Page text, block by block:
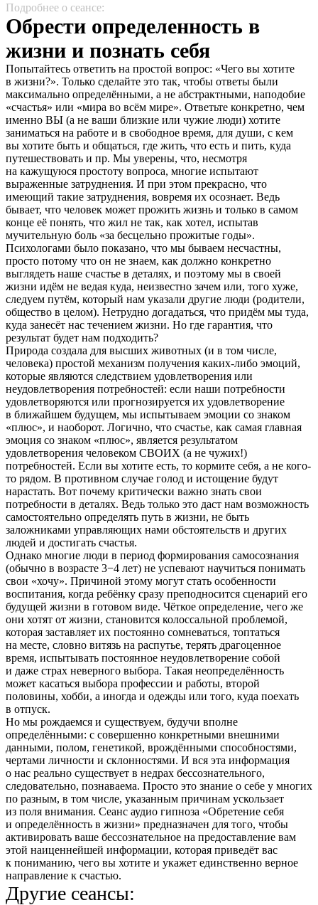
Подробнее о сеансе:
Обрести определенность в
жизни и познать себя
Попытайтесь ответить на простой вопрос: «Чего вы хотите
в жизни?». Только сделайте это так, чтобы ответы были
максимально определёнными, а не абстрактными, наподобие
«счастья» или «мира во всём мире». Ответьте конкретно, чем
именно ВЫ (а не ваши близкие или чужие люди) хотите
заниматься на работе и в свободное время, для души, с кем
вы хотите быть и общаться, где жить, что есть и пить, куда
путешествовать и пр. Мы уверены, что, несмотря
на кажущуюся простоту вопроса, многие испытают
выраженные затруднения. И при этом прекрасно, что
имеющий такие затруднения, вовремя их осознает. Ведь
бывает, что человек может прожить жизнь и только в самом
конце её понять, что жил не так, как хотел, испытав
мучительную боль «за бесцельно прожитые годы».
Психологами было показано, что мы бываем несчастны,
просто потому что он не знаем, как должно конкретно
выглядеть наше счастье в деталях, и поэтому мы в своей
жизни идём не ведая куда, неизвестно зачем или, того хуже,
следуем путём, который нам указали другие люди (родители,
общество в целом). Нетрудно догадаться, что придём мы туда,
куда занесёт нас течением жизни. Но где гарантия, что
результат будет нам подходить?
Природа создала для высших животных (и в том числе,
человека) простой механизм получения каких-либо эмоций,
которые являются следствием удовлетворения или
неудовлетворения потребностей: если наши потребности
удовлетворяются или прогнозируется их удовлетворение
в ближайшем будущем, мы испытываем эмоции со знаком
«плюс», и наоборот. Логично, что счастье, как самая главная
эмоция со знаком «плюс», является результатом
удовлетворения человеком СВОИХ (а не чужих!)
потребностей. Если вы хотите есть, то кормите себя, а не кого-
то рядом. В противном случае голод и истощение будут
нарастать. Вот почему критически важно знать свои
потребности в деталях. Ведь только это даст нам возможность
самостоятельно определять путь в жизни, не быть
заложниками управляющих нами обстоятельств и других
людей и достигать счастья.
Однако многие люди в период формирования самосознания
(обычно в возрасте 3−4 лет) не успевают научиться понимать
свои «хочу». Причиной этому могут стать особенности
воспитания, когда ребёнку сразу преподносится сценарий его
будущей жизни в готовом виде. Чёткое определение, чего же
они хотят от жизни, становится колоссальной проблемой,
которая заставляет их постоянно сомневаться, топтаться
на месте, словно витязь на распутье, терять драгоценное
время, испытывать постоянное неудовлетворение собой
и даже страх неверного выбора. Такая неопределённость
может касаться выбора профессии и работы, второй
половины, хобби, а иногда и одежды или того, куда поехать
в отпуск.
Но мы рождаемся и существуем, будучи вполне
определёнными: с совершенно конкретными внешними
данными, полом, генетикой, врождёнными способностями,
чертами личности и склонностями. И вся эта информация
о нас реально существует в недрах бессознательного,
следовательно, познаваема. Просто это знание о себе у многих
по разным, в том числе, указанным причинам ускользает
из поля внимания. Сеанс аудио гипноза «Обретение себя
и определённость в жизни» предназначен для того, чтобы
активировать ваше бессознательное на предоставление вам
этой наиценнейшей информации, которая приведёт вас
к пониманию, чего вы хотите и укажет единственно верное
направление к счастью.
Другие сеансы: